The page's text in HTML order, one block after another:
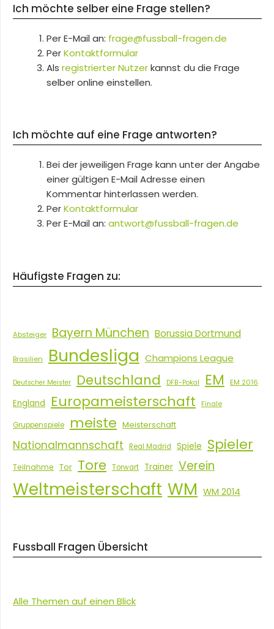
Ich möchte selber eine Frage stellen?
Per E-Mail an: frage@fussball-fragen.de
PerKontaktformular
Als registrierter Nutzerkannst du die Frage
selber online einstellen.
Ich möchte auf eine Frage antworten?
Bei der jeweiligen Frage kann unter der Angabe
einer gültigen E-Mail Adresse einen
Kommentar hinterlassen werden.
PerKontaktformular
Per E-Mail an: antwort@fussball-fragen.de
Häufigste Fragen zu:
Absteiger Bayern München Borussia Dortmund
Brasilien Bundesliga Champions League
Deutscher Meister Deutschland DFB-Pokal EM EM 2016
England Europameisterschaft Finale
Gruppenspiele meiste Meisterschaft
Nationalmannschaft Real Madrid Spiele Spieler
Teilnahme Tor Tore Torwart Trainer Verein
Weltmeisterschaft WM WM 2014
Fussball Fragen Übersicht
Alle Themen auf einen Blick